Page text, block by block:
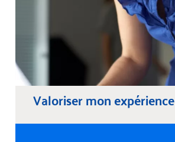
Valoriser mon expérience